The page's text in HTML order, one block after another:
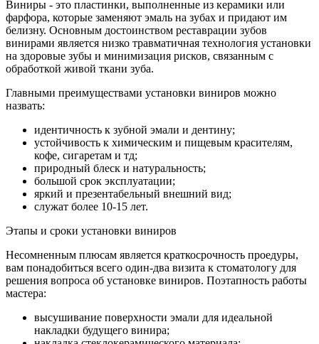
Виниры - это пластинки, выполненные из керамики или
фарфора, которые заменяют эмаль на зубах и придают им
белизну. Основным достоинством реставрации зубов
винирами является низко травматичная технология установки
на здоровые зубы и минимизация рисков, связанным с
обработкой живой ткани зуба.
Главными преимуществами установки виниров можно
назвать:
идентичность к зубной эмали и дентину;
устойчивость к химическим и пищевым красителям,
кофе, сигаретам и тд;
природный блеск и натуральность;
большой срок эксплуатации;
яркий и презентабельный внешний вид;
служат более 10-15 лет.
Этапы и сроки установки виниров
Несомненным плюсам является краткосрочность проедуры,
вам понадобиться всего один-два визита к стоматологу для
решения вопроса об установке виниров. Поэтапность работы
мастера:
высушивание поверхности эмали для идеальной
накладки будущего винира;